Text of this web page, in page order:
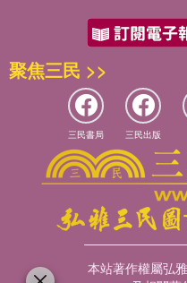
聚焦三民 >>
三民書局 三民出版
本站著作權屬弘